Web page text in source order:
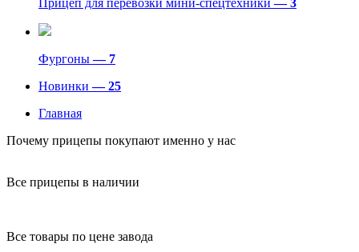
Прицеп для перевозки мини-спецтехники— 3
Фургоны— 7
Новинки— 25
Главная
Почему прицепы покупают именно у нас
Все прицепы в наличии
Все товары по цене завода